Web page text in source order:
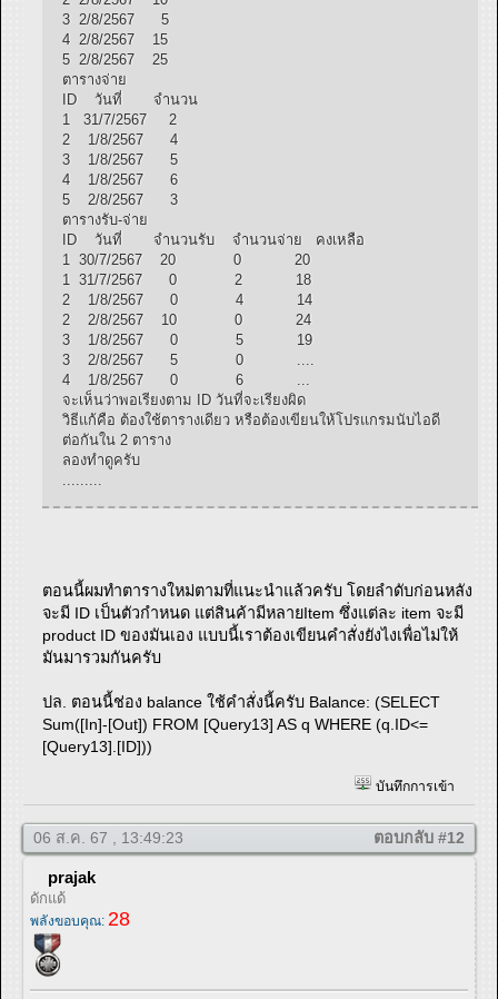
3 2/8/2567 5
4 2/8/2567 15
5 2/8/2567 25
ตารางจ่าย
ID วันที่ จำนวน
1 31/7/2567 2
2 1/8/2567 4
3 1/8/2567 5
4 1/8/2567 6
5 2/8/2567 3
ตารางรับ-จ่าย
ID วันที่ จำนวนรับ จำนวนจ่าย คงเหลือ
1 30/7/2567 20 0 20
1 31/7/2567 0 2 18
2 1/8/2567 0 4 14
2 2/8/2567 10 0 24
3 1/8/2567 0 5 19
3 2/8/2567 5 0 ....
4 1/8/2567 0 6 ...
จะเห็นว่าพอเรียงตาม ID วันที่จะเรียงผิด
วิธีแก้คือ ต้องใช้ตารางเดียว หรือต้องเขียนให้โปรแกรมนับไอดี
ต่อกันใน 2 ตาราง
ลองทำดูครับ
ตอนนี้ผมทำตารางใหม่ตามที่แนะนำแล้วครับ โดยลำดับก่อนหลัง
จะมี ID เป็นตัวกำหนด แต่สินค้ามีหลายItem ซึ่งแต่ละ item จะมี
product ID ของมันเอง แบบนี้เราต้องเขียนคำสั่งยังไงเพื่อไม่ให้
มันมารวมกันครับ
ปล. ตอนนี้ช่อง balance ใช้คำสั่งนี้ครับ Balance: (SELECT
Sum([In]-[Out]) FROM [Query13] AS q WHERE (q.ID<=
[Query13].[ID]))
บันทึกการเข้า
06 ส.ค. 67 , 13:49:23 ตอบกลับ #12
prajak
ดักแด้
พลังขอบคุณ: 28